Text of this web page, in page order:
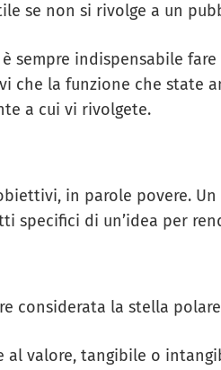
se non si rivolge a un
sempre indispensabile
che la funzione che state
a cui vi rivolgete.
in parole povere.
specifici di un’idea per
considerata la stella
al valore, tangibile o